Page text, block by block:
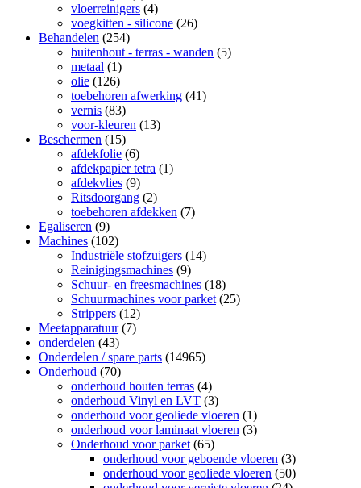
vloerreinigers (4)
voegkitten - silicone (26)
Behandelen (254)
buitenhout - terras - wanden (5)
metaal (1)
olie (126)
toebehoren afwerking (41)
vernis (83)
voor-kleuren (13)
Beschermen (15)
afdekfolie (6)
afdekpapier tetra (1)
afdekvlies (9)
Ritsdoorgang (2)
toebehoren afdekken (7)
Egaliseren (9)
Machines (102)
Industriële stofzuigers (14)
Reinigingsmachines (9)
Schuur- en freesmachines (18)
Schuurmachines voor parket (25)
Strippers (12)
Meetapparatuur (7)
onderdelen (43)
Onderdelen / spare parts (14965)
Onderhoud (70)
onderhoud houten terras (4)
onderhoud Vinyl en LVT (3)
onderhoud voor geoliede vloeren (1)
onderhoud voor laminaat vloeren (3)
Onderhoud voor parket (65)
onderhoud voor geboende vloeren (3)
onderhoud voor geoliede vloeren (50)